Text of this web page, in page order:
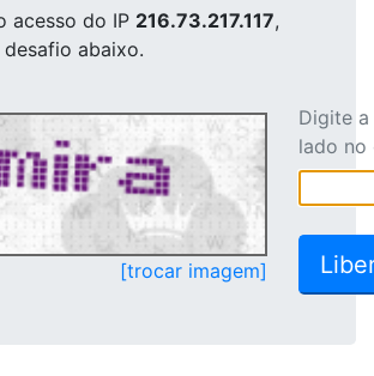
acesso do IP 216.73.217.117,
abaixo.
[trocar imagem]
Digite
lado no